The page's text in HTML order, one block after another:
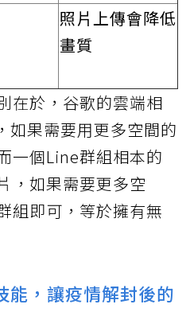
照片上傳會降低
畫質
在於，谷歌的雲端相
如果需要用更多空間的
一個Line群組相本的
，如果需要更多空
組即可，等於擁有無
能，讓疫情解封後的